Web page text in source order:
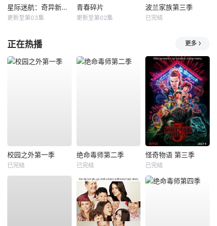
星际迷航：奇异新世界第四季
更新至第03集
青春碎片
更新至第02集
波兰家族第三季
已完结
正在热播 更多
校园之外第一季
已完结
绝命毒师第二季
已完结
怪奇物语 第三季
已完结